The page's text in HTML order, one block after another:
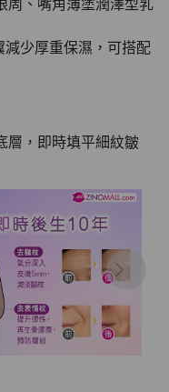
少厚重保濕，可搭配
層，即時填平細紋皺